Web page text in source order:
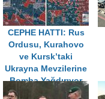
CEPHE HATTI: Rus
Ordusu, Kurahovo
ve Kursk’taki
Ukrayna Mevzilerine
Bomba Yağdırıyor